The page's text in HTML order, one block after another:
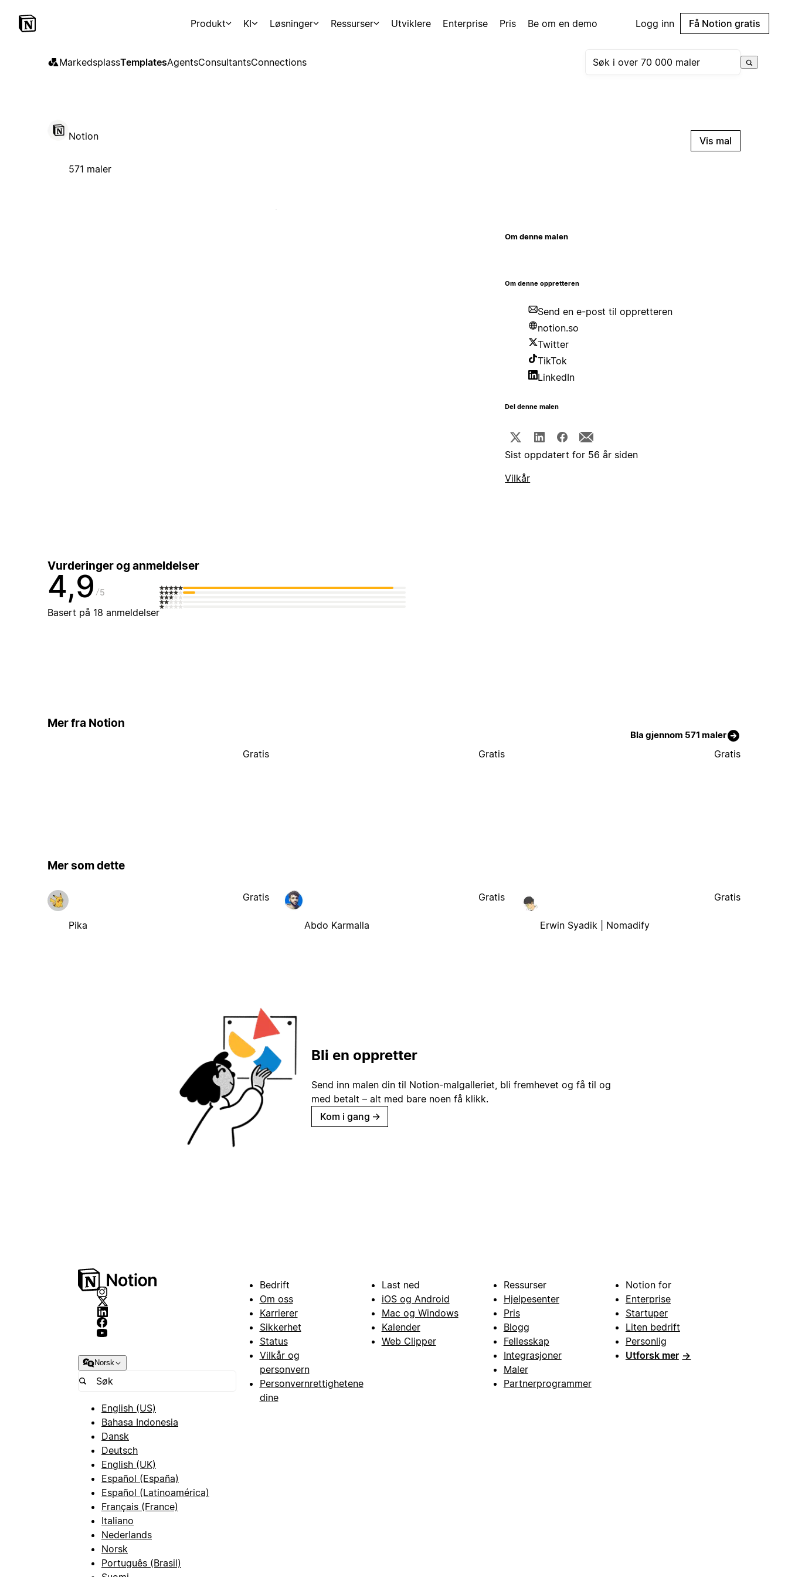
Produkt KI Løsninger Ressurser Utviklere Enterprise Pris Be om en demo Logg inn Få Notion gratis
MarkedsplassTemplatesAgentsConsultantsConnections
Notion
571 maler
Vis mal
Om denne malen
Om denne oppretteren
Send en e-post til oppretteren
notion.so
Twitter
TikTok
LinkedIn
Del denne malen
Sist oppdatert for 56 år siden
Vilkår
Vurderinger og anmeldelser
4,9 5
Basert på 18 anmeldelser
Mer fra Notion
Bla gjennom 571 maler
Gratis Gratis Gratis
Mer som dette
Pika
Gratis
Abdo Karmalla
Gratis
Erwin Syadik | Nomadify
Gratis
Bli en oppretter
Send inn malen din til Notion-malgalleriet, bli fremhevet og få til og
med betalt – alt med bare noen få klikk.
Kom i gang →
Norsk
English (US)
Bahasa Indonesia
Dansk
Deutsch
English (UK)
Español (España)
Español (Latinoamérica)
Français (France)
Italiano
Nederlands
Norsk
Português (Brasil)
Bedrift
Om oss
Karrierer
Sikkerhet
Status
Vilkår og
personvern
Personvernrettighetene
dine
Last ned
iOS og Android
Mac og Windows
Kalender
Web Clipper
Ressurser
Hjelpesenter
Pris
Blogg
Fellesskap
Integrasjoner
Maler
Partnerprogrammer
Notion for
Enterprise
Startuper
Liten bedrift
Personlig
Utforsk mer →